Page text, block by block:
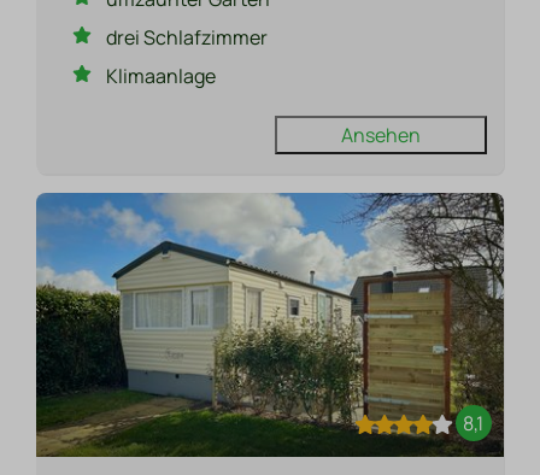
drei Schlafzimmer
Klimaanlage
Ansehen
8,1